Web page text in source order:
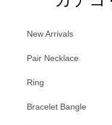
New Arrivals
Pair Necklace
Ring
Bracelet Bangle